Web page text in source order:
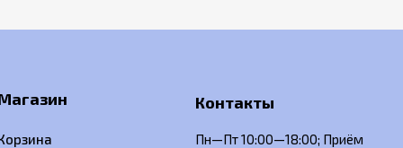
Контакты
Пн—Пт 10:00—18:00; Приём